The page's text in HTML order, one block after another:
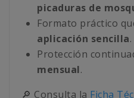
picaduras de
Formato práctico
aplicación sencilla.
Protección
mensual.
🔎 Consulta la Ficha